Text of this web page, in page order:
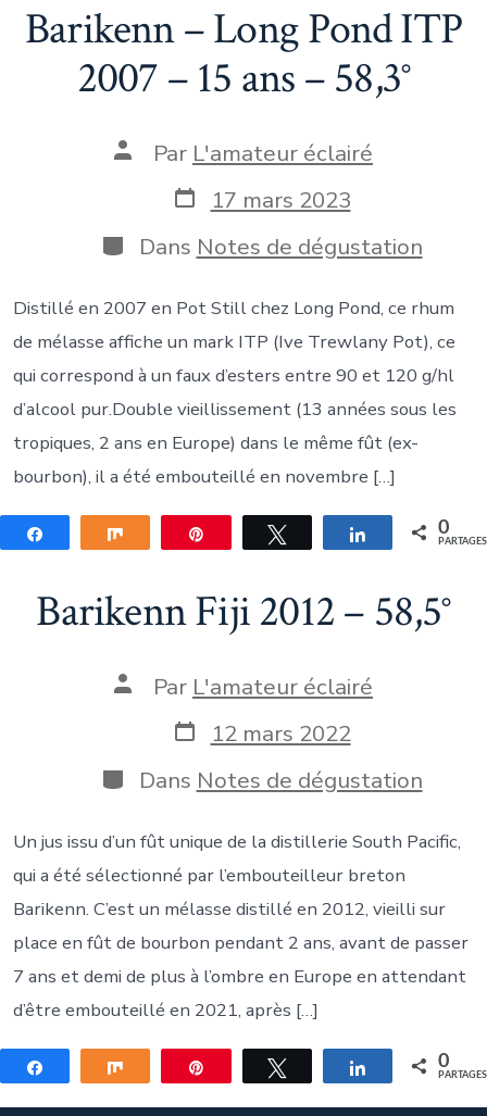
Barikenn – Long Pond ITP
2007 – 15 ans – 58,3°
Auteur
publication
Par L'amateur éclairé
Date
de
publication
17 mars 2023
Catégories
Dans Notes de dégustation
Distillé en 2007 en Pot Still chez Long Pond, ce rhum
de mélasse affiche un mark ITP (Ive Trewlany Pot), ce
qui correspond à un faux d’esters entre 90 et 120 g/hl
d’alcool pur.Double vieillissement (13 années sous les
tropiques, 2 ans en Europe) dans le même fût (ex-
bourbon), il a été embouteillé en novembre […]
Partagez Partagez Tweetez Partagez 0
PARTAGES
Barikenn Fiji 2012 – 58,5°
Auteur
publication
Par L'amateur éclairé
Date
de
publication
12 mars 2022
Catégories
Dans Notes de dégustation
Un jus issu d’un fût unique de la distillerie South Pacific,
qui a été sélectionné par l’embouteilleur breton
Barikenn. C’est un mélasse distillé en 2012, vieilli sur
place en fût de bourbon pendant 2 ans, avant de passer
7 ans et demi de plus à l’ombre en Europe en attendant
d’être embouteillé en 2021, après […]
Partagez Partagez Tweetez Partagez 0
PARTAGES